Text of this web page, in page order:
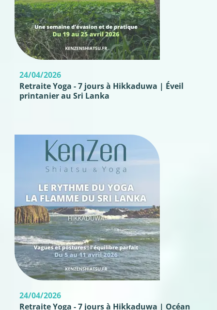
24/04/2026
Retraite Yoga - 7 jours à Hikkaduwa | Éveil
printanier au Sri Lanka
24/04/2026
Retraite Yoga - 7 jours à Hikkaduwa | Océan